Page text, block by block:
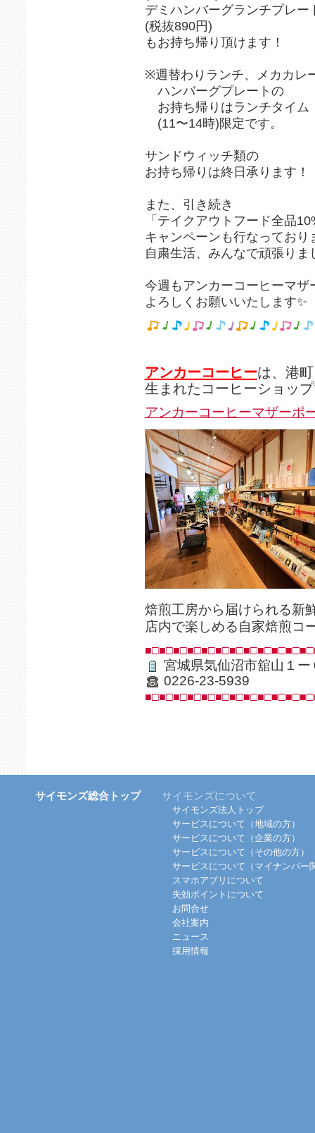
デミハンバーグランチプレー
(税抜890円)
もお持ち帰り頂けます！
※週替わりランチ、メカカレ
ハンバーグプレートの
お持ち帰りはランチタイム
(11〜14時)限定です。
サンドウィッチ類の
お持ち帰りは終日承ります！
また、引き続き
「テイクアウトフード全品
キャンペーンも行なっており
自粛生活、みんなで頑張りま
今週もアンカーコーヒーマザ
よろしくお願いいたします✨
アンカーコーヒーは、港
生まれたコーヒーショッ
アンカーコーヒーマザーポ
焙煎工房から届けられる新
店内で楽しめる自家焙煎コ
宮城県気仙沼市舘山１ー
0226-23-5939
サイモンズ総合トップ サイモンズについて
サイモンズ法人トップ
サービスについて（地域の方）
サービスについて（企業の方）
サービスについて（その他の方）
サービスについて（マイナンバー
スマホアプリについて
失効ポイントについて
お問合せ
会社案内
ニュース
採用情報